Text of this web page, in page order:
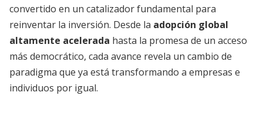
convertido en un catalizador fundamental para
reinventar la inversión. Desde la adopción global
altamente acelerada hasta la promesa de un acceso
más democrático, cada avance revela un cambio de
paradigma que ya está transformando a empresas e
individuos por igual.